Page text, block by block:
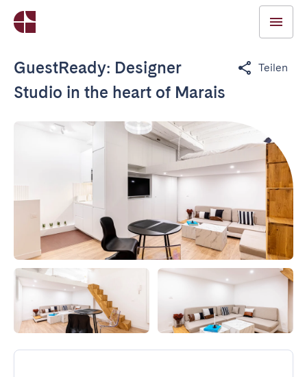
GuestReady: Designer
Studio in the heart of Marais
Teilen